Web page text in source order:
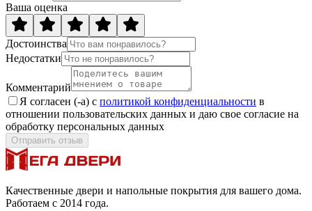
Ваша оценка
Достоинства
Недостатки
Комментарий
Я согласен (-а) с политикой конфиденциальности в
отношении пользовательских данных и даю свое согласие на
обработку персональных данных
Отправить отзыв
Качественные двери и напольные покрытия для вашего дома.
Работаем с 2014 года.